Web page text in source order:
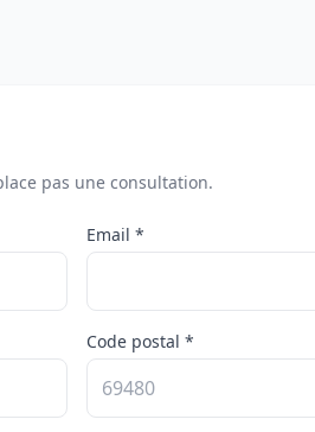
pas une consultation.
Email *
Code postal *